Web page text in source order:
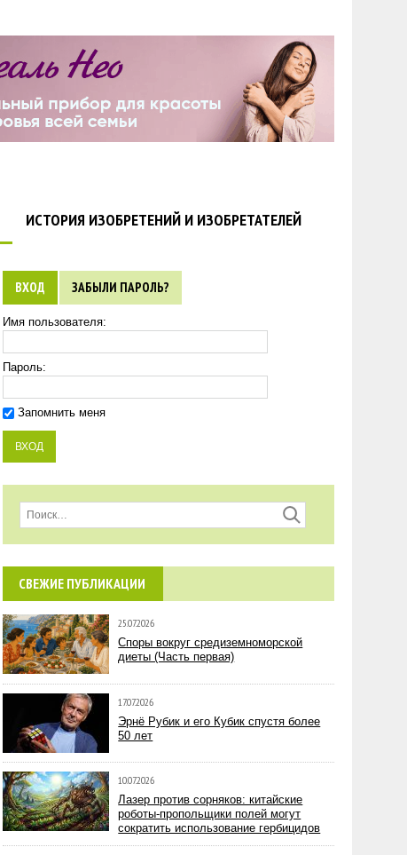
ИСТОРИЯ ИЗОБРЕТЕНИЙ И ИЗОБРЕТАТЕЛЕЙ
ВХОД ЗАБЫЛИ ПАРОЛЬ?
Имя пользователя:
Пароль:
Запомнить меня
СВЕЖИЕ ПУБЛИКАЦИИ
25.07.2026
Споры вокруг средиземноморской
диеты (Часть первая)
17.07.2026
Эрнё Рубик и его Кубик спустя более
50 лет
10.07.2026
Лазер против сорняков: китайские
роботы-пропольщики полей могут
сократить использование гербицидов